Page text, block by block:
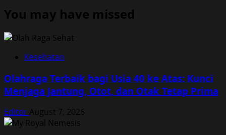
You may have missed
Kesehatan
Olahraga Terbaik bagi Usia 40 ke Atas: Kunci
Menjaga Jantung, Otot, dan Otak Tetap Prima
Editor August 7, 2026